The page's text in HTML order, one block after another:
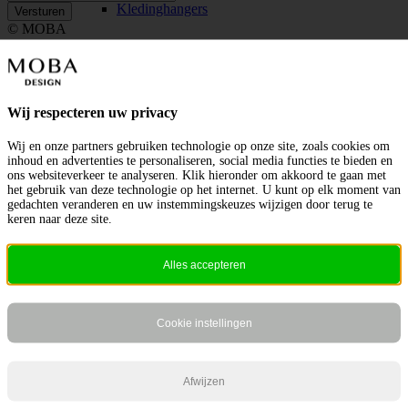
Kledinghangers
© MOBA
Home
Privacybeleid
Contact
Outline Dresser Outline Dresser
Scroll naar bovenzijde
Wij respecteren uw privacy
Wij en onze partners gebruiken technologie op onze site, zoals cookies om
inhoud en advertenties te personaliseren, social media functies te bieden en
ons websiteverkeer te analyseren. Klik hieronder om akkoord te gaan met
het gebruik van deze technologie op het internet. U kunt op elk moment van
gedachten veranderen en uw instemmingskeuzes wijzigen door terug te
keren naar deze site.
Alles accepteren
Cookie instellingen
Afwijzen